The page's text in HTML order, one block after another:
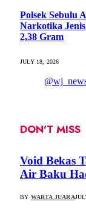
Polsek Sebulu
Narkotika
2,38 Gram
JULY 18, 2026
DON'T MISS
Void Bekas
Air Baku
BY WARTA JUARA